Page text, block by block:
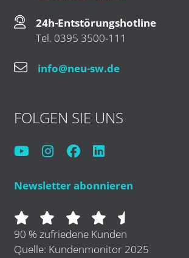
24h-Entstörungshotline
Tel. 0395 3500-111
info@neu-sw.de
FOLGEN SIE UNS
Newsletter abonnieren
90 % zufriedene Kunden
Quelle: Kundenmonitor 2025